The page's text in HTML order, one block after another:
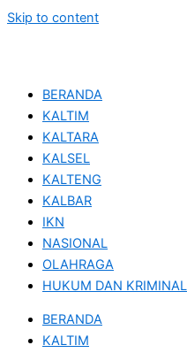
Skip to content
BERANDA
KALTIM
KALTARA
KALSEL
KALTENG
KALBAR
IKN
NASIONAL
OLAHRAGA
HUKUM DAN KRIMINAL
BERANDA
KALTIM